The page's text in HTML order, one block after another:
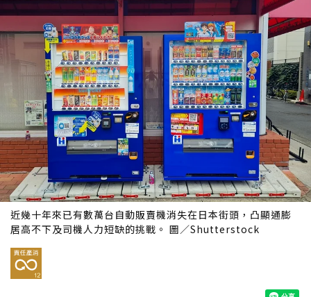
近幾十年來已有數萬台自動販賣機消失在日本街頭，凸顯通膨
居高不下及司機人力短缺的挑戰。 圖／Shutterstock